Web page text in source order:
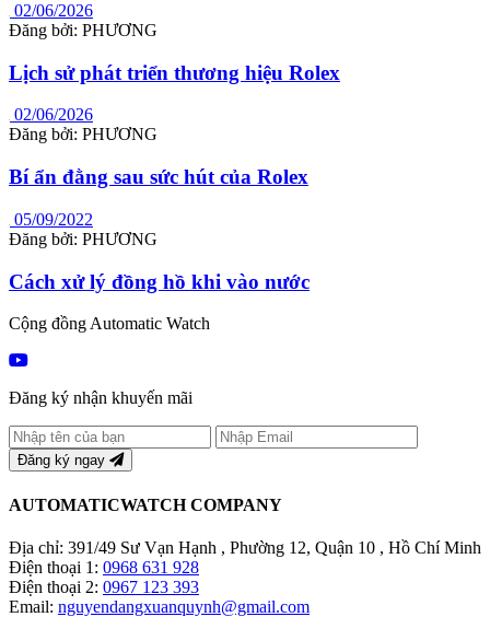
02/06/2026
Đăng bởi: PHƯƠNG
Lịch sử phát triển thương hiệu Rolex
02/06/2026
Đăng bởi: PHƯƠNG
Bí ẩn đằng sau sức hút của Rolex
05/09/2022
Đăng bởi: PHƯƠNG
Cách xử lý đồng hồ khi vào nước
Cộng đồng Automatic Watch
Đăng ký nhận khuyến mãi
Đăng ký ngay
AUTOMATICWATCH COMPANY
Địa chỉ: 391/49 Sư Vạn Hạnh , Phường 12, Quận 10 , Hồ Chí Minh
Điện thoại 1: 0968 631 928
Điện thoại 2: 0967 123 393
Email: nguyendangxuanquynh@gmail.com